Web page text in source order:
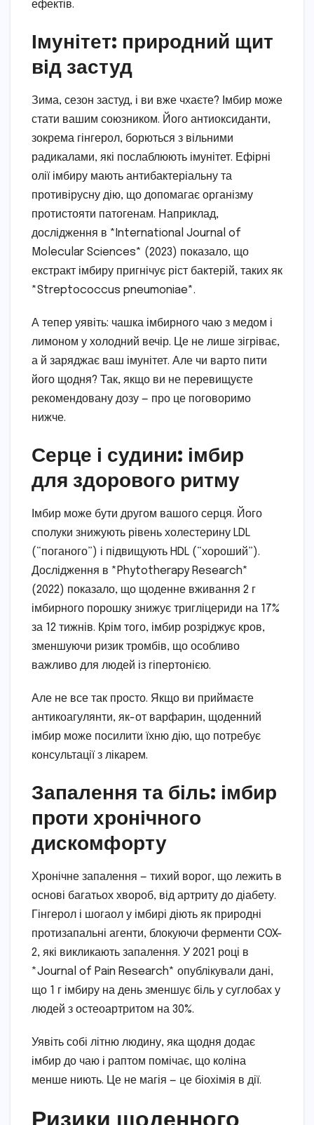
ефектів.
Імунітет: природний щит
від застуд
Зима, сезон застуд, і ви вже чхаєте? Імбир може
стати вашим союзником. Його антиоксиданти,
зокрема гінгерол, борються з вільними
радикалами, які послаблюють імунітет. Ефірні
олії імбиру мають антибактеріальну та
противірусну дію, що допомагає організму
протистояти патогенам. Наприклад,
дослідження в *International Journal of
Molecular Sciences* (2023) показало, що
екстракт імбиру пригнічує ріст бактерій, таких як
*Streptococcus pneumoniae*.
А тепер уявіть: чашка імбирного чаю з медом і
лимоном у холодний вечір. Це не лише зігріває,
а й заряджає ваш імунітет. Але чи варто пити
його щодня? Так, якщо ви не перевищуєте
рекомендовану дозу — про це поговоримо
нижче.
Серце і судини: імбир
для здорового ритму
Імбир може бути другом вашого серця. Його
сполуки знижують рівень холестерину LDL
(“поганого”) і підвищують HDL (“хороший”).
Дослідження в *Phytotherapy Research*
(2022) показало, що щоденне вживання 2 г
імбирного порошку знижує тригліцериди на 17%
за 12 тижнів. Крім того, імбир розріджує кров,
зменшуючи ризик тромбів, що особливо
важливо для людей із гіпертонією.
Але не все так просто. Якщо ви приймаєте
антикоагулянти, як-от варфарин, щоденний
імбир може посилити їхню дію, що потребує
консультації з лікарем.
Запалення та біль: імбир
проти хронічного
дискомфорту
Хронічне запалення — тихий ворог, що лежить в
основі багатьох хвороб, від артриту до діабету.
Гінгерол і шогаол у імбирі діють як природні
протизапальні агенти, блокуючи ферменти COX-
2, які викликають запалення. У 2021 році в
*Journal of Pain Research* опублікували дані,
що 1 г імбиру на день зменшує біль у суглобах у
людей з остеоартритом на 30%.
Уявіть собі літню людину, яка щодня додає
імбир до чаю і раптом помічає, що коліна
менше ниють. Це не магія — це біохімія в дії.
Ризики щоденного